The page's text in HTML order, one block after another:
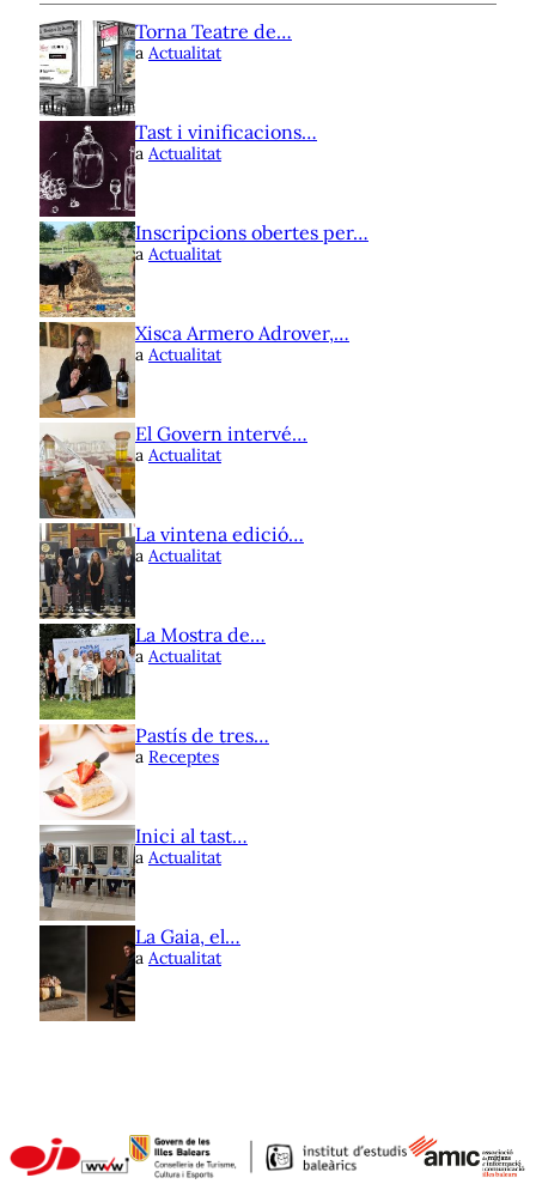
Torna Teatre de…
a Actualitat
Tast i vinificacions…
a Actualitat
Inscripcions obertes per…
a Actualitat
Xisca Armero Adrover,…
a Actualitat
El Govern intervé…
a Actualitat
La vintena edició…
a Actualitat
La Mostra de…
a Actualitat
Pastís de tres…
a Receptes
Inici al tast…
a Actualitat
La Gaia, el…
a Actualitat